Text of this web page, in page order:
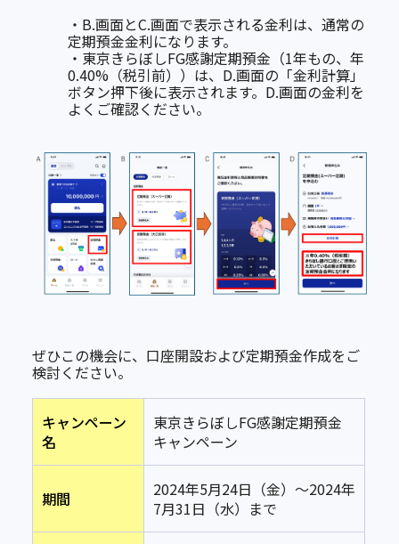
・B.画面とC.画面で表示される金利は、通常の
定期預金金利になります。
・ 東京きらぼしFG感謝定期預金（1年もの、年
0.40%（税引前））は、 D.画面の「金利計算」
ボタン押下後に表示されます。 D.画面の金利を
よくご確認ください。
ぜひこの機会に、口座開設および定期預金作成をご
検討ください。
キャンペーン
名
東京きらぼしFG感謝定期預金
キャンペーン
期間
2024年5月24日（金）～2024年
7月31日（水）まで